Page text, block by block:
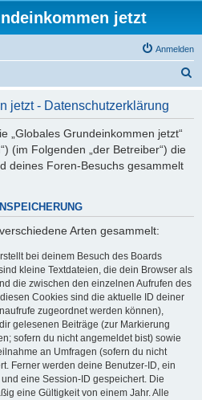
jetzt
Anmelden
jetzt - Datenschutzerklärung
„Globales Grundeinkommen jetzt“
(im Folgenden „der Betreiber“) die
deines Foren-Besuchs gesammelt
Arten gesammelt:
bei deinem Besuch des Boards
kleine Textdateien, die dein Browser als
die zwischen den einzelnen Aufrufen des
Cookies sind die aktuelle ID deiner
zugeordnet werden können),
gelesenen Beiträge (zur Markierung
sofern du nicht angemeldet bist) sowie
an Umfragen (sofern du nicht
Ferner werden deine Benutzer-ID, ein
eine Session-ID gespeichert. Die
eine Gültigkeit von einem Jahr. Alle